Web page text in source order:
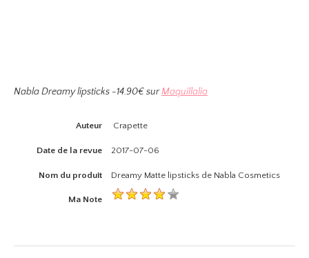
Nabla Dreamy lipsticks -14.90€ surMaquillalia
Auteur Crapette
Date de la revue 2017-07-06
Nom du produit Dreamy Matte lipsticks de Nabla Cosmetics
Ma Note